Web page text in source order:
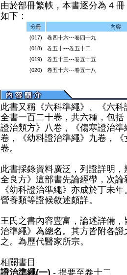
由於部冊繁帙，本書逐分為 4
如下：
分冊
內容
(017)
卷四十六---卷四十九
(018)
卷五十---卷五十二
(019)
卷五十三---卷五十五
(020)
卷五十六---卷五十八
此書又稱《六科準繩》、《六
全書一百二十卷，共六種，包
證治類方》八卷，《傷寒證治
卷，《幼科證治準繩》九卷，
卷。
此書採錄資料廣泛，列證詳明
全良方》這部書先論經帶，次
《幼科證治準繩》亦成於丁未
營養類等證候敘述頗詳。
王氏之書內容豐富，論述詳備
治準繩》為總名。其方皆附各
之。為歷代醫家所宗。
相關書目
證治準繩(一) - 提要至卷十二